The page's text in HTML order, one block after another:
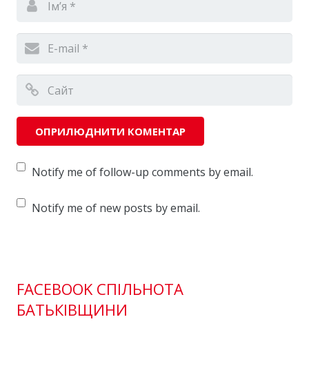
Notify me of follow-up comments by email.
Notify me of new posts by email.
FACEBOOK СПІЛЬНОТА
БАТЬКІВЩИНИ